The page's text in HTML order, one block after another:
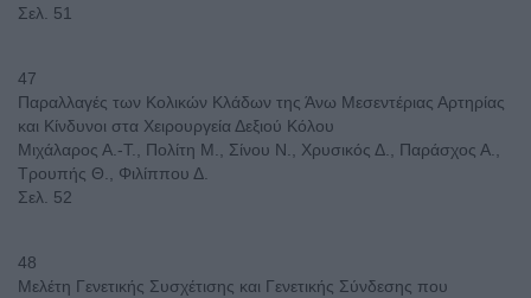
Σελ. 51
47
Παραλλαγές των Κολικών Κλάδων της Άνω Μεσεντέριας Αρτηρίας
και Κίνδυνοι στα Χειρουργεία Δεξιού Κόλου
Μιχάλαρος Α.-Τ., Πολίτη Μ., Σίνου Ν., Χρυσικός Δ., Παράσχος Α.,
Τρουπής Θ., Φιλίππου Δ.
Σελ. 52
48
Μελέτη Γενετικής Συσχέτισης και Γενετικής Σύνδεσης που